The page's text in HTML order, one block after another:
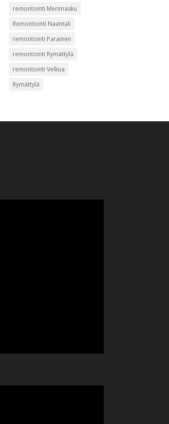
remontointi Merimasku
Remontointi Naantali
remontointi Parainen
remontointi Rymättylä
remontointi Velkua
Rymättylä